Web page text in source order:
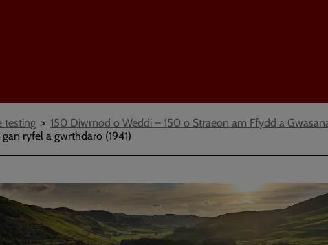
testing 150 Diwrnod o Weddi – 150 o Straeon am Ffydd a
ryfel a gwrthdaro (1941)